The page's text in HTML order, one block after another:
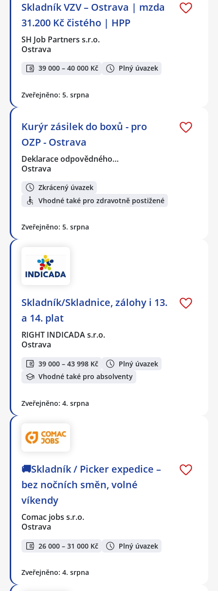
Skladník VZV – Ostrava | mzda
31.200 Kč čistého | HPP
SH Job Partners s.r.o.
Ostrava
39 000 – 40 000 Kč Plný úvazek
Zveřejněno: 5. srpna
Kurýr zásilek do boxů - pro
OZP - Ostrava
Deklarace odpovědného…
Ostrava
Zkrácený úvazek
Vhodné také pro zdravotně postižené
Zveřejněno: 5. srpna
Skladník/Skladnice, zálohy i 13.
a 14. plat
RIGHT INDICADA s.r.o.
Ostrava
39 000 – 43 998 Kč
Plný úvazek
Vhodné také pro absolventy
Zveřejněno: 4. srpna
🚚Skladník / Picker expedice –
bez nočních směn, volné
víkendy
Comac jobs s.r.o.
Ostrava
26 000 – 31 000 Kč Plný úvazek
Zveřejněno: 4. srpna